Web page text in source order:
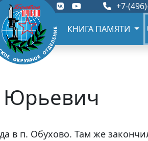
+7-
КНИГА ПАМЯТИ
Юрьевич
в п. Обухово. Там же